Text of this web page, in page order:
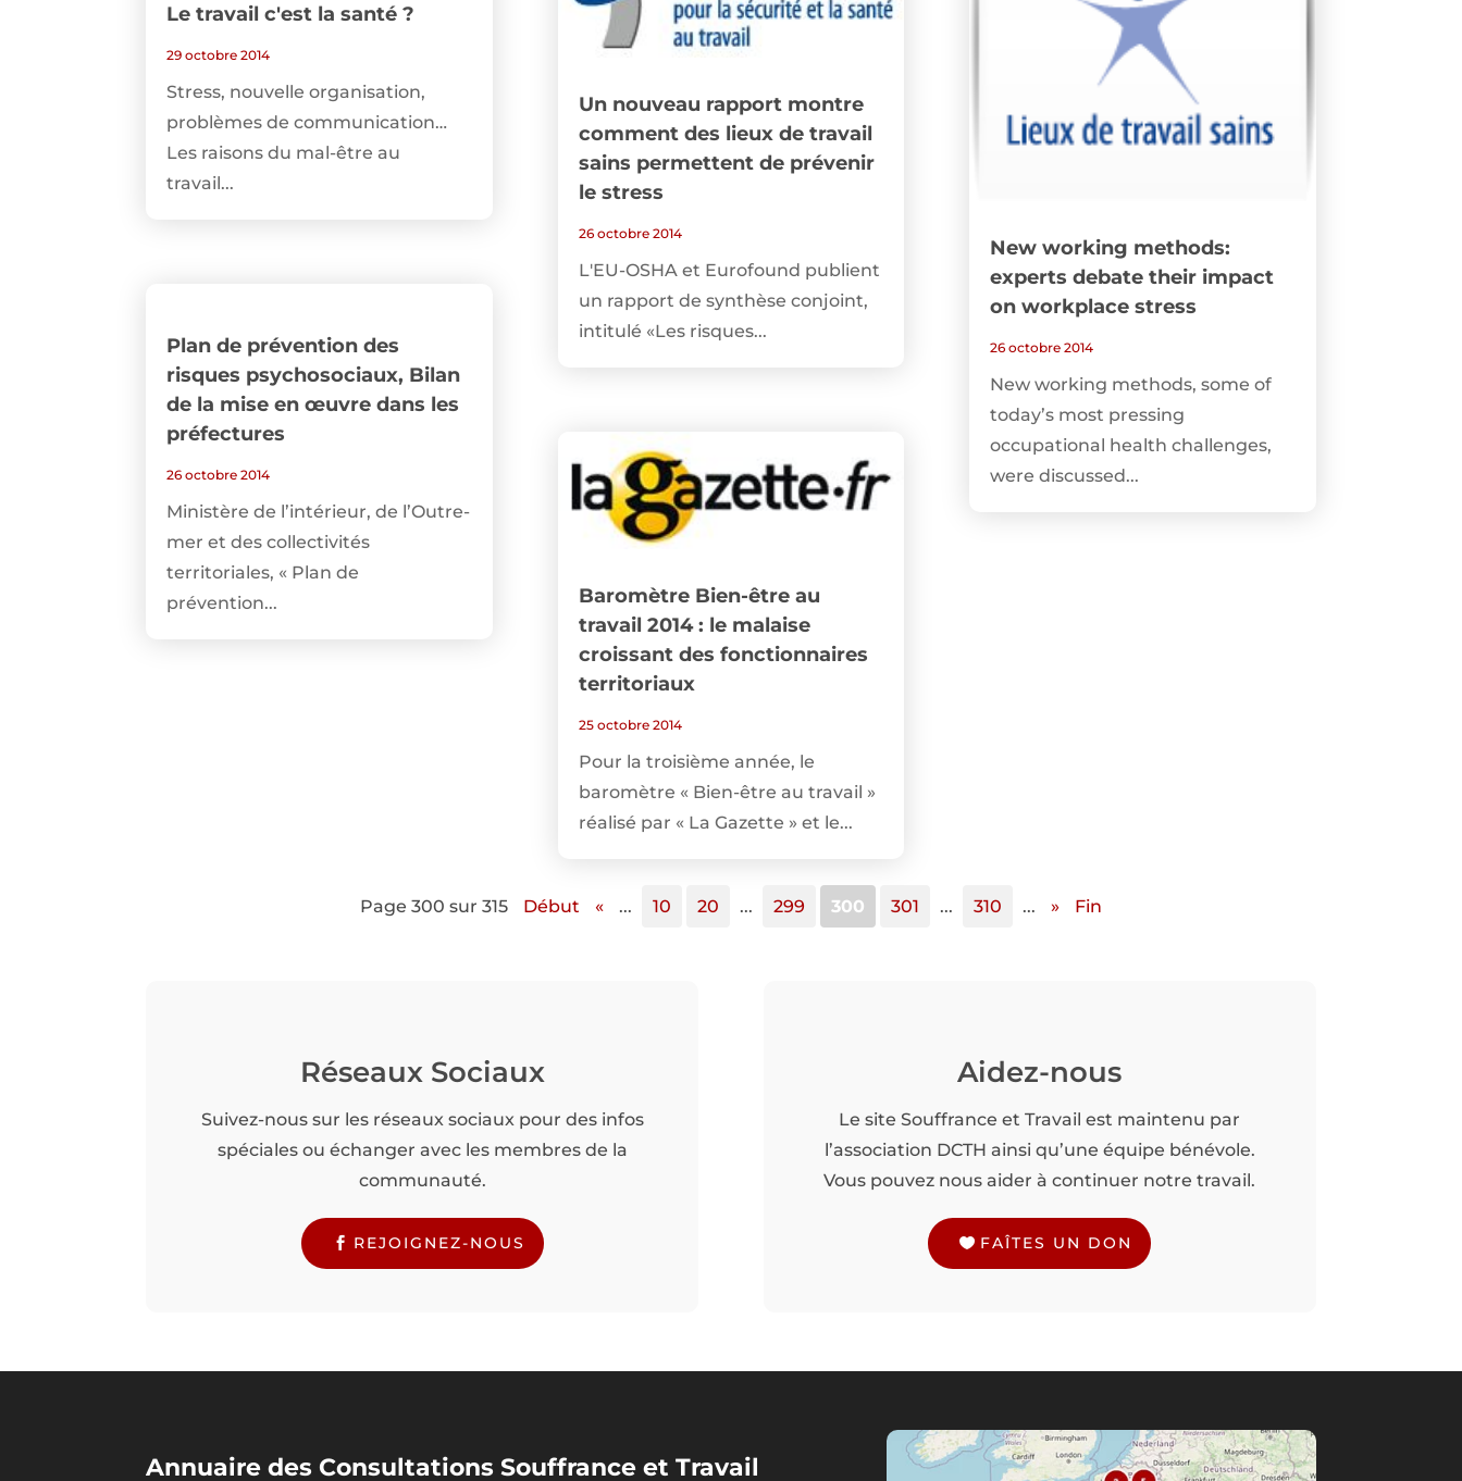
Le travail c'est la santé ?
29 octobre 2014
Stress, nouvelle organisation,
problèmes de communication…
Les raisons du mal-être au
travail...
Plan de prévention des
risques psychosociaux, Bilan
de la mise en œuvre dans les
préfectures
26 octobre 2014
Ministère de l’intérieur, de l’Outre-
mer et des collectivités
territoriales, « Plan de
prévention...
Un nouveau rapport montre
comment des lieux de travail
sains permettent de prévenir
le stress
26 octobre 2014
L'EU-OSHA et Eurofound publient
un rapport de synthèse conjoint,
intitulé «Les risques...
Baromètre Bien-être au
travail 2014 : le malaise
croissant des fonctionnaires
territoriaux
25 octobre 2014
Pour la troisième année, le
baromètre « Bien-être au travail »
réalisé par « La Gazette » et le...
New working methods:
experts debate their impact
on workplace stress
26 octobre 2014
New working methods, some of
today’s most pressing
occupational health challenges,
were discussed...
Page 300 sur 315 Début « ... 10 20 ... 299 300 301 ... 310 ... » Fin
Réseaux Sociaux
Suivez-nous sur les réseaux sociaux pour des infos
spéciales ou échanger avec les membres de la
communauté.
REJOIGNEZ-NOUS
Aidez-nous
Le site Souffrance et Travail est maintenu par
l’association DCTH ainsi qu’une équipe bénévole.
Vous pouvez nous aider à continuer notre travail.
FAÎTES UN DON
Annuaire des Consultations Souffrance et Travail